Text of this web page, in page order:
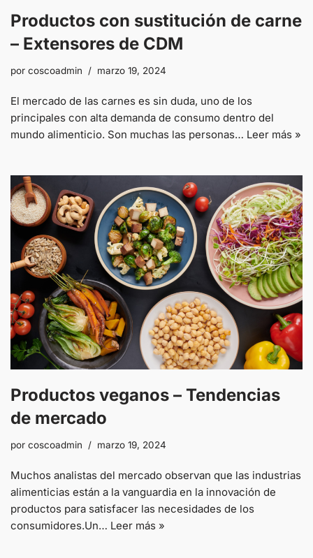
Productos con sustitución de carne
– Extensores de CDM
por coscoadmin marzo 19, 2024
El mercado de las carnes es sin duda, uno de los
principales con alta demanda de consumo dentro del
mundo alimenticio. Son muchas las personas… Leer más »
Productos veganos – Tendencias
de mercado
por coscoadmin marzo 19, 2024
Muchos analistas del mercado observan que las industrias
alimenticias están a la vanguardia en la innovación de
productos para satisfacer las necesidades de los
consumidores.Un… Leer más »